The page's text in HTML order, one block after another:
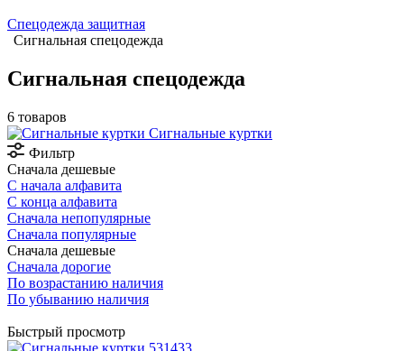
Спецодежда защитная
Сигнальная спецодежда
Сигнальная спецодежда
6 товаров
Сигнальные куртки
Фильтр
Сначала дешевые
С начала алфавита
С конца алфавита
Сначала непопулярные
Сначала популярные
Сначала дешевые
Сначала дорогие
По возрастанию наличия
По убыванию наличия
Быстрый просмотр